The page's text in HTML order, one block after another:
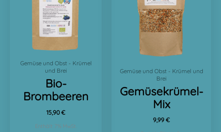
Gemüse und Obst - Krümel
und Brei
Bio-
Brombeeren
15,90€
Enthält 7% MwSt.
Gemüse und Obst - Krümel und
Brei
Gemüsekrümel-
Mix
9,99€